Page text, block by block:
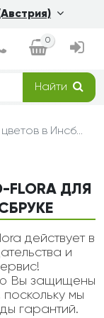
0
Найти
Гарантии на доставку цветов в Инсбруке — Grand-Flora
FLORA ДЛЯ
действует в
и
Вы защищены
мы
гарантий.